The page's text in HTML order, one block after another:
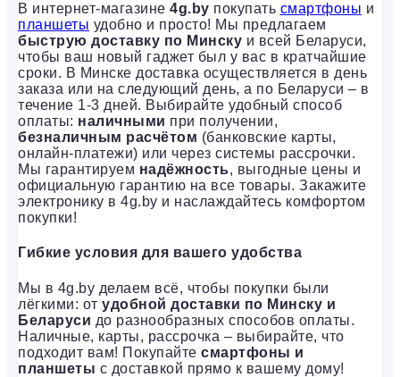
В интернет-магазине 4g.by покупать смартфоны и
планшеты удобно и просто! Мы предлагаем
быструю доставку по Минску и всей Беларуси,
чтобы ваш новый гаджет был у вас в кратчайшие
сроки. В Минске доставка осуществляется в день
заказа или на следующий день, а по Беларуси – в
течение 1-3 дней. Выбирайте удобный способ
оплаты: наличными при получении,
безналичным расчётом (банковские карты,
онлайн-платежи) или через системы рассрочки.
Мы гарантируем надёжность, выгодные цены и
официальную гарантию на все товары. Закажите
электронику в 4g.by и наслаждайтесь комфортом
покупки!
Гибкие условия для вашего удобства
Мы в 4g.by делаем всё, чтобы покупки были
лёгкими: от удобной доставки по Минску и
Беларуси до разнообразных способов оплаты.
Наличные, карты, рассрочка – выбирайте, что
подходит вам! Покупайте смартфоны и
планшеты с доставкой прямо к вашему дому!